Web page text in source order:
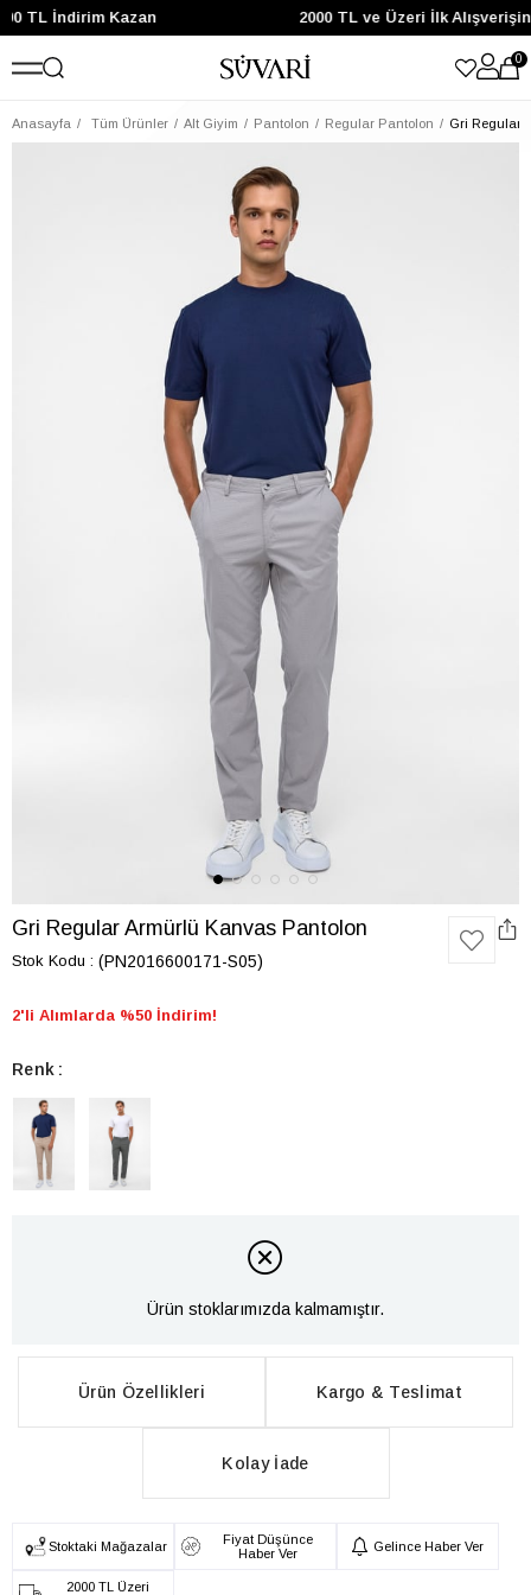
TL İndirim Kazan 2000 TL ve Üzeri İlk
0
Anasayfa Tüm Ürünler Alt Giyim Pantolon Regular Pantolon Gri Regular
Gri Regular Armürlü Kanvas Pantolon
Stok Kodu (PN2016600171-S05)
2'li Alımlarda %50 İndirim!
Renk
Ürün stoklarımızda kalmamıştır.
Ürün Özellikleri Kargo & Teslimat
Kolay İade
Stoktaki Mağazalar
Fiyat Düşünce
Haber Ver
Gelince Haber Ver
2000 TL Üzeri